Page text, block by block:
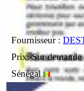
Fournisseur :
Prix: Sur demande
Sénégal